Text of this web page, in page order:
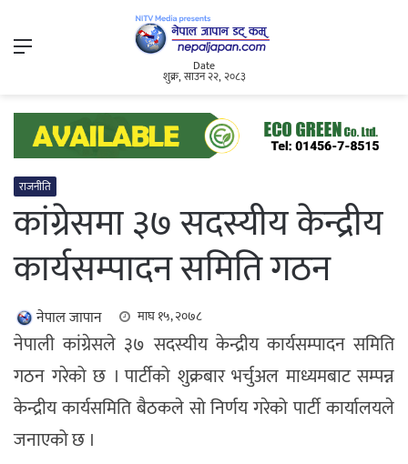
Menu
Date
शुक्र, साउन २२, २०८३
राजनीति
कांग्रेसमा ३७ सदस्यीय केन्द्रीय
कार्यसम्पादन समिति गठन
नेपाल जापान माघ १५, २०७८
नेपाली कांग्रेसले ३७ सदस्यीय केन्द्रीय कार्यसम्पादन समिति
गठन गरेको छ । पार्टीको शुक्रबार भर्चुअल माध्यमबाट सम्पन्न
केन्द्रीय कार्यसमिति बैठकले सो निर्णय गरेको पार्टी कार्यालयले
जनाएको छ ।